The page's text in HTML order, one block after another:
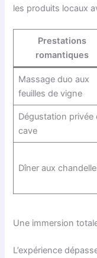
les produits locaux
Prestations
romantiques
Massage duo aux
feuilles de vigne
Dégustation privée
cave
Dîner aux
Une immersion
L’expérience